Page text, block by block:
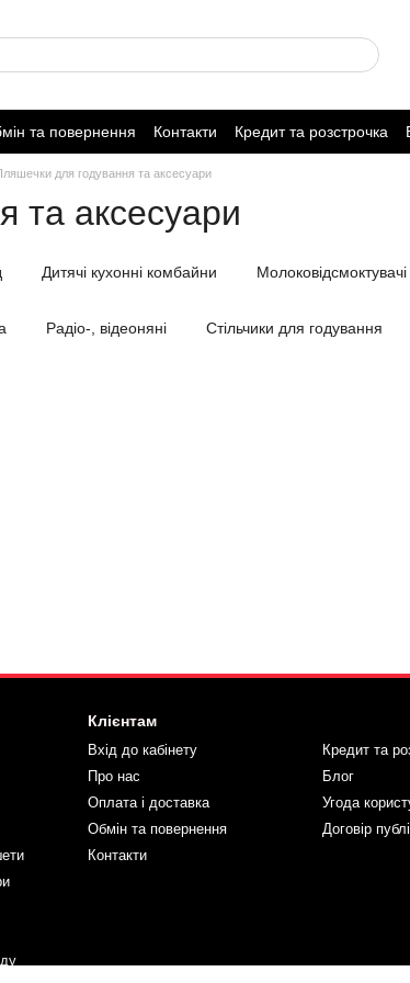
та повернення Контакти Кредит та розстрочка
для годування та аксесуари
та аксесуари
Дитячі кухонні комбайни
Радіо-, відеоняні Стільчики для годування
Клієнтам
Вхід до кабінету
Про нас
Оплата і доставка
Обмін та повернення
Контакти
Кредит та
Блог
Угода
Договір